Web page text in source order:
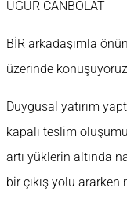
UĞUR CANBOLAT
BİR arkadaşımla
üzerinde
Duygusal yatırım
kapalı teslim
artı yüklerin altında
bir çıkış yolu